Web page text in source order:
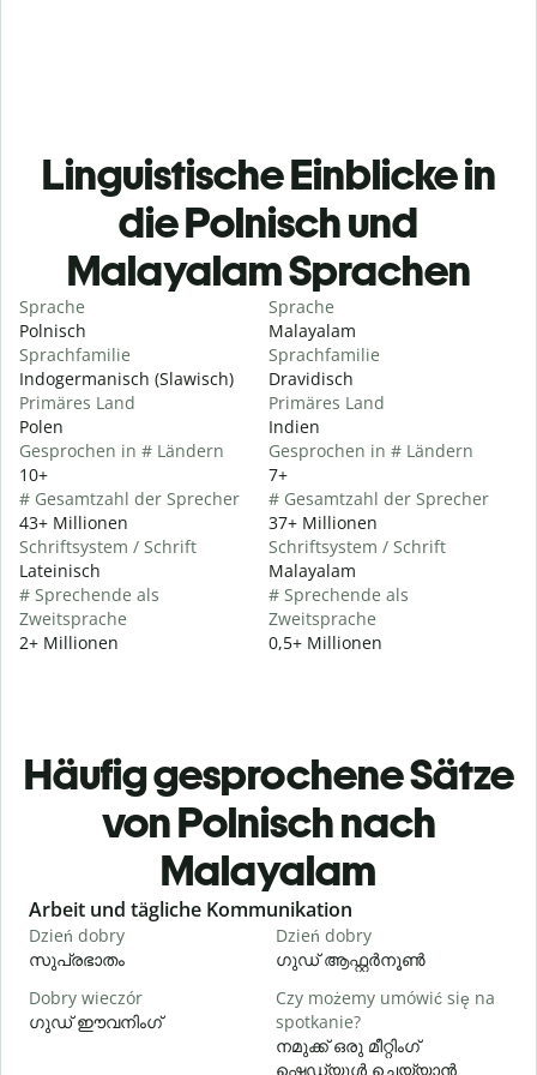
Linguistische Einblicke in
die Polnisch und
Malayalam Sprachen
Sprache
Polnisch
Sprachfamilie
Indogermanisch (Slawisch)
Primäres Land
Polen
Gesprochen in # Ländern
10+
# Gesamtzahl der Sprecher
43+ Millionen
Schriftsystem / Schrift
Lateinisch
# Sprechende als
Zweitsprache
2+ Millionen
Sprache
Malayalam
Sprachfamilie
Dravidisch
Primäres Land
Indien
Gesprochen in # Ländern
7+
# Gesamtzahl der Sprecher
37+ Millionen
Schriftsystem / Schrift
Malayalam
# Sprechende als
Zweitsprache
0,5+ Millionen
Häufig gesprochene Sätze
von Polnisch nach
Malayalam
Slide 1 of 6
Arbeit und tägliche Kommunikation
Dzień dobry
സുപ്രഭാതം
Dzień dobry
ഗുഡ് ആഫ്റ്റർനൂൺ
Dobry wieczór
ഗുഡ് ഈവനിംഗ്
Czy możemy umówić się na
spotkanie?
നമുക്ക് ഒരു മീറ്റിംഗ്
ഷെഡ്യൂൾ ചെയ്യാൻ